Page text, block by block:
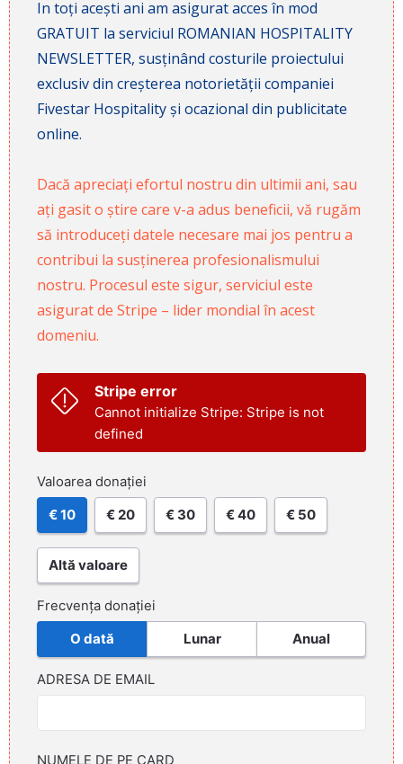
In toți acești ani am asigurat acces în mod
GRATUIT la serviciul ROMANIAN HOSPITALITY
NEWSLETTER, susținând costurile proiectului
exclusiv din creșterea notorietății companiei
Fivestar Hospitality și ocazional din publicitate
online.
Dacă apreciați efortul nostru din ultimii ani, sau
ați gasit o știre care v-a adus beneficii, vă rugăm
să introduceți datele necesare mai jos pentru a
contribui la susținerea profesionalismului
nostru. Procesul este sigur, serviciul este
asigurat de Stripe – lider mondial în acest
domeniu.
Stripe error
Cannot initialize Stripe: Stripe is not
defined
Valoarea donației
€ 10 € 20 € 30 € 40 € 50
Altă valoare
Frecvența donației
O dată Lunar Anual
ADRESA DE EMAIL
NUMELE DE PE CARD